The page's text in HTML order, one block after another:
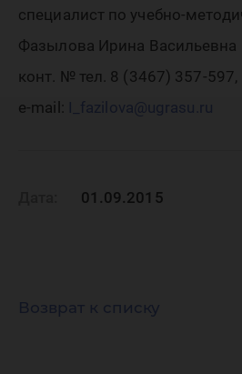
специалист по учебно-
Фазылова Ирина Васильевна
конт. № тел. 8 (3467) 357-597,
e-mail: I_fazilova@ugrasu.ru
01.09.2015
Возврат к списку